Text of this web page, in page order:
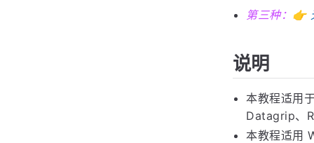
第三种：👉
说明
本教程适用
Datagrip、
本教程适用